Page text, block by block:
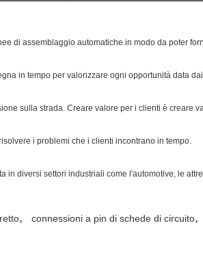
di assemblaggio automatiche.in modo da poter
in tempo per valorizzare ogni opportunità data
sulla strada. Creare valore per i clienti è creare
i problemi che i clienti incontrano in tempo.
in diversi settori industriali come l'automotive, le
, connessioni a pin di schede di circuito,